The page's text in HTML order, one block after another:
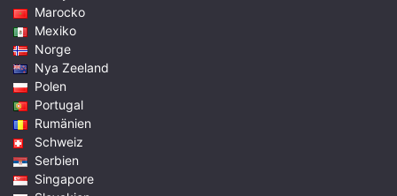
Marocko
Mexiko
Norge
Nya Zeeland
Polen
Portugal
Rumänien
Schweiz
Serbien
Singapore